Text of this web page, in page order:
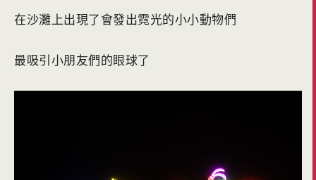
在沙灘上出現了會發出霓光的小小動物們
最吸引小朋友們的眼球了